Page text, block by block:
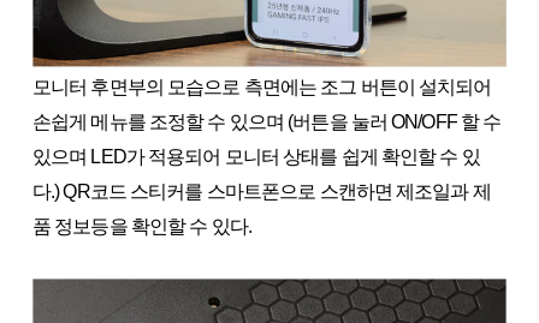
모니터 후면부의 모습으로 측면에는 조그 버튼이 설치되어
손쉽게 메뉴를 조정할 수 있으며 (버튼을 눌러 ON/OFF 할 수
있으며 LED가 적용되어 모니터 상태를 쉽게 확인할 수 있
다.) QR코드 스티커를 스마트폰으로 스캔하면 제조일과 제
품 정보등을 확인할 수 있다.